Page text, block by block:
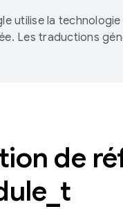
utilise la
Les traductions
de
t